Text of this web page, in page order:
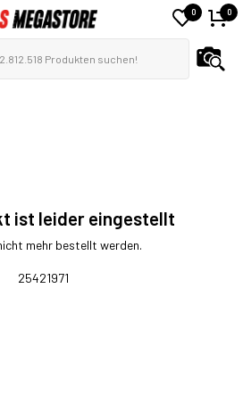
0 0
ist leider eingestellt
mehr bestellt werden.
25421971